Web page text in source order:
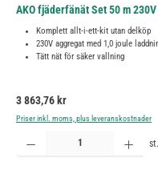
AKO fjäderfänät Set 50 m
Komplett allt-i-ett-kit utan delköp
230V aggregat med 1,0 joule
Tätt nät för säker vallning
Ordinarie pris:
3 863,76 kr
Priser inkl. moms, plus leveranskostnader
Produktkvantitet: Ange önskat belopp
st.